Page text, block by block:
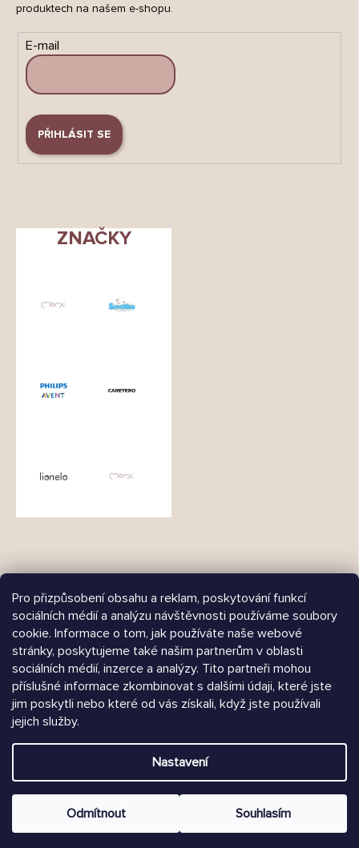
Pro přizpůsobení obsahu a reklam, poskytování funkcí
sociálních médií a analýzu návštěvnosti používáme soubory
cookie. Informace o tom, jak používáte naše webové
stránky, poskytujeme také našim partnerům v oblasti
sociálních médií, inzerce a analýzy. Tito partneři mohou
příslušné informace zkombinovat s dalšími údaji, které jste
jim poskytli nebo které od vás získali, když jste používali
jejich služby.
Nastavení
Odmítnout Souhlasím
produktech na našem e-shopu.
E-mail
PŘIHLÁSIT SE
ZNAČKY
Heureka.sk
Árukereső.hu
Vytvořil Shoptet
Copyright 2026Chrústiček.cz. Všechna práva vyhrazena.
Upravit nastavení cookies